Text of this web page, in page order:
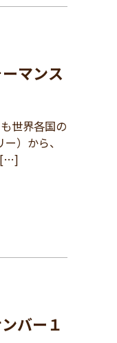
マンス
世界各国の
）から、
[…]
バー１